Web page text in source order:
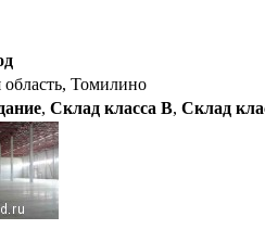
область, Томилино
, Склад класса B, Склад